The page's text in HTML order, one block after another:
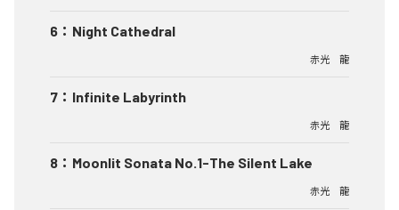
6 ： Night Cathedral
赤光 龍
7 ： Infinite Labyrinth
赤光 龍
8 ： Moonlit Sonata No.1-The Silent Lake
赤光 龍